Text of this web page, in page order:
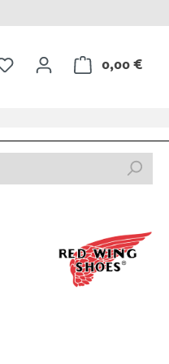
0,00 €